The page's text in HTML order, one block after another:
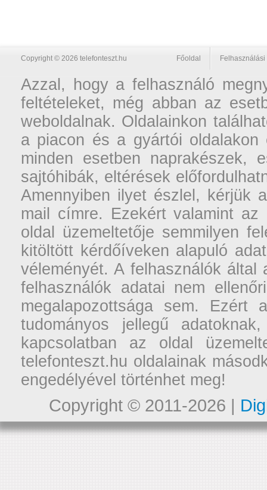
Copyright © 2026 telefonteszt.hu Főoldal
Azzal, hogy a felhasználó
feltételeket, még abban az
weboldalnak. Oldalainkon
a piacon és a gyártói oldalakon
minden esetben naprakészek,
sajtóhibák, eltérések
Amennyiben ilyet észlel, kérjük
mail címre. Ezekért valamint
oldal üzemeltetője semmilyen
kitöltött kérdőíveken alapuló
véleményét. A felhasználók
felhasználók adatai nem
megalapozottsága sem. Ezért
tudományos jellegű
kapcsolatban az oldal
telefonteszt.hu oldalainak
engedélyével történhet meg!
Copyright © 2011-2026 |